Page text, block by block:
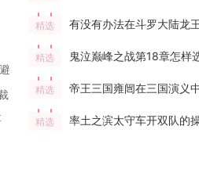
精选
精选
精选 帝王三国雍闿在三国演义
精选